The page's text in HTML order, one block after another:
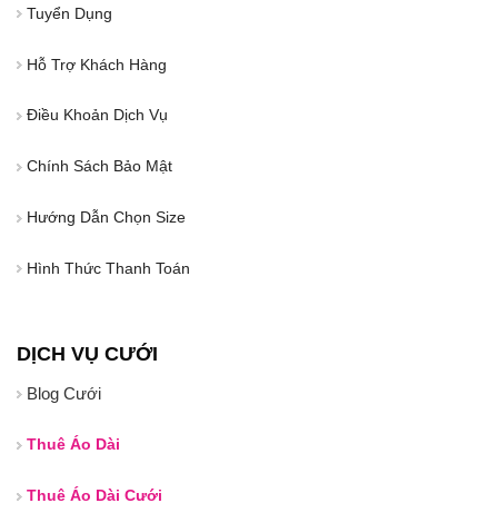
Tuyển Dụng
Hỗ Trợ Khách Hàng
Điều Khoản Dịch Vụ
Chính Sách Bảo Mật
Hướng Dẫn Chọn Size
Hình Thức Thanh Toán
DỊCH VỤ CƯỚI
Blog Cưới
Thuê Áo Dài
Thuê Áo Dài Cưới